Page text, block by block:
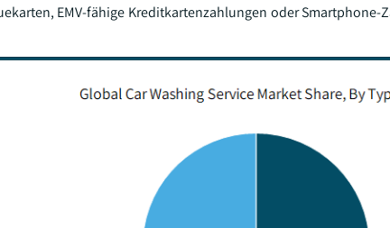
EMV-fähige Kreditkartenzahlungen oder